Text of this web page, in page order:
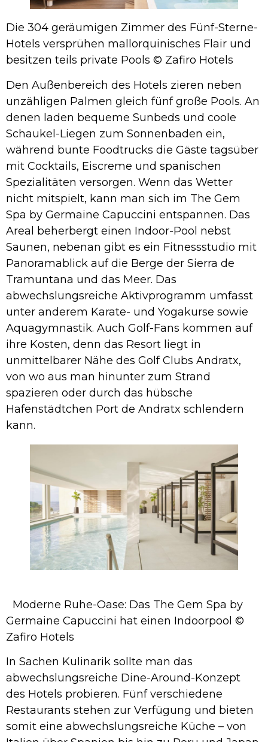
Die 304 geräumigen Zimmer des Fünf-Sterne-
Hotels versprühen mallorquinisches Flair und
besitzen teils private Pools © Zafiro Hotels
Den Außenbereich des Hotels zieren neben
unzähligen Palmen gleich fünf große Pools. An
denen laden bequeme Sunbeds und coole
Schaukel-Liegen zum Sonnenbaden ein,
während bunte Foodtrucks die Gäste tagsüber
mit Cocktails, Eiscreme und spanischen
Spezialitäten versorgen. Wenn das Wetter
nicht mitspielt, kann man sich im The Gem
Spa by Germaine Capuccini entspannen. Das
Areal beherbergt einen Indoor-Pool nebst
Saunen, nebenan gibt es ein Fitnessstudio mit
Panoramablick auf die Berge der Sierra de
Tramuntana und das Meer. Das
abwechslungsreiche Aktivprogramm umfasst
unter anderem Karate- und Yogakurse sowie
Aquagymnastik. Auch Golf-Fans kommen auf
ihre Kosten, denn das Resort liegt in
unmittelbarer Nähe des Golf Clubs Andratx,
von wo aus man hinunter zum Strand
spazieren oder durch das hübsche
Hafenstädtchen Port de Andratx schlendern
kann.
Moderne Ruhe-Oase: Das The Gem Spa by
Germaine Capuccini hat einen Indoorpool ©
Zafiro Hotels
In Sachen Kulinarik sollte man das
abwechslungsreiche Dine-Around-Konzept
des Hotels probieren. Fünf verschiedene
Restaurants stehen zur Verfügung und bieten
somit eine abwechslungsreiche Küche – von